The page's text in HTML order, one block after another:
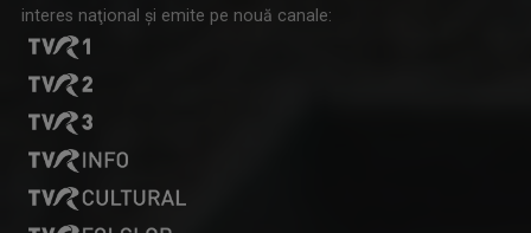
ROXANA COSTAŞ
Pe 20 noiembrie 2006 Roxana Bratec împlinea 21 ...
interes naţional şi emite pe nouă canale: